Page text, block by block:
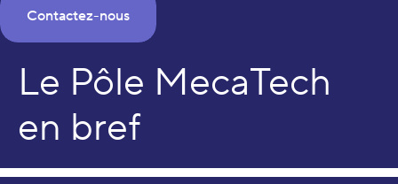
Contactez-nous
Le Pôle MecaTech
en bref